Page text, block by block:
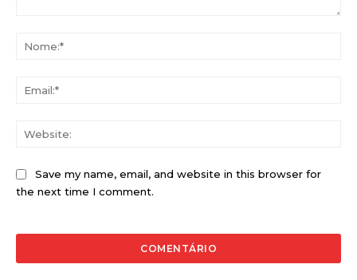
Save my name, email, and website in this browser for
the next time I comment.